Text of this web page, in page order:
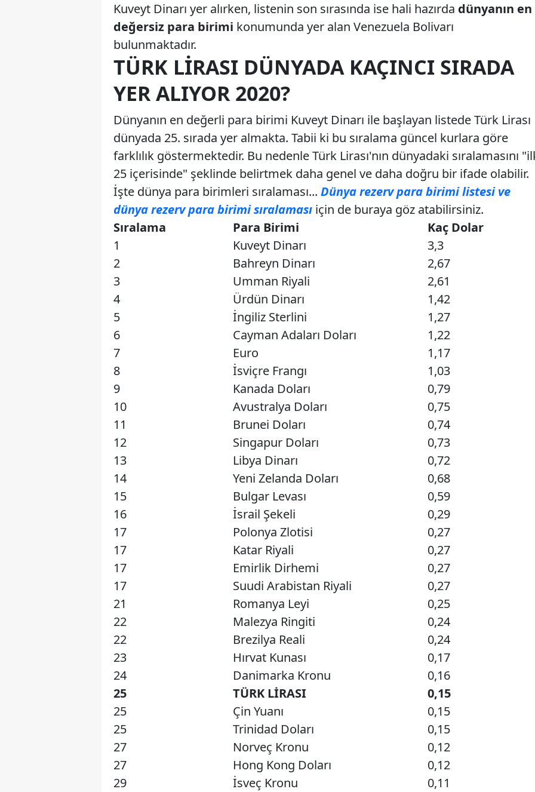
Kuveyt Dinarı yer alırken, listenin son sırasında ise hali hazırda dünyanın en
değersiz para birimi konumunda yer alan Venezuela Bolivarı
bulunmaktadır.
TÜRK LIRASI DÜNYADA KAÇINCI SIRADA
YER ALIYOR 2020?
Dünyanın en değerli para birimi Kuveyt Dinarı ile başlayan listede Türk Lirası
dünyada 25. sırada yer almakta. Tabii ki bu sıralama güncel kurlara göre
farklılık göstermektedir. Bu nedenle Türk Lirası'nın dünyadaki sıralamasını
25 içerisinde" şeklinde belirtmek daha genel ve daha doğru bir ifade olabilir.
İşte dünya para birimleri sıralaması... Dünya rezerv para birimi listesi ve
dünya rezerv para birimi sıralaması için de buraya göz atabilirsiniz.
Sıralama
Para Birimi
Kaç Dolar
1
Kuveyt Dinarı
3,3
2
Bahreyn Dinarı
2,67
3
Umman Riyali
2,61
4
Ürdün Dinarı
1,42
5
İngiliz Sterlini
1,27
6
Cayman Adaları Doları
1,22
7
Euro
1,17
8
İsviçre Frangı
1,03
9
Kanada Doları
0,79
10
Avustralya Doları
0,75
11
Brunei Doları
0,74
12
Singapur Doları
0,73
13
Libya Dinarı
0,72
14
Yeni Zelanda Doları
0,68
15
Bulgar Levası
0,59
16
İsrail Şekeli
0,29
17
Polonya Zlotisi
0,27
17
Katar Riyali
0,27
17
Emirlik Dirhemi
0,27
17
Suudi Arabistan Riyali
0,27
21
Romanya Leyi
0,25
22
Malezya Ringiti
0,24
22
Brezilya Reali
0,24
23
Hırvat Kunası
0,17
24
Danimarka Kronu
0,16
25
TÜRK LİRASI
0,15
25
Çin Yuanı
0,15
25
Trinidad Doları
0,15
27
Norveç Kronu
0,12
27
Hong Kong Doları
0,12
29
İsveç Kronu
0,11